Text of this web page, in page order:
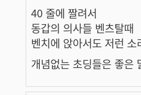
40 줄에 짤려서
동갑의 의사들 벤츠탈때
벤치에 앉아서도 저런
개념없는 초딩들은 좋은